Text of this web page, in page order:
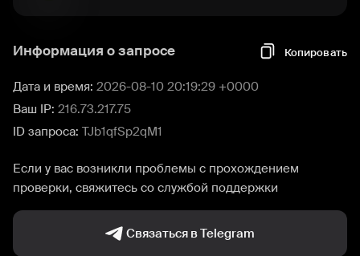
Информация о запросе Копировать
Дата и время: 2026-08-10 20:19:29 +0000
Ваш IP: 216.73.217.75
ID запроса: TJb1qfSp2qM1
Если у вас возникли проблемы с прохождением
проверки, свяжитесь со службой поддержки
Связаться в Telegram